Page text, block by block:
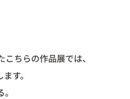
ちらの作品展では、
す。